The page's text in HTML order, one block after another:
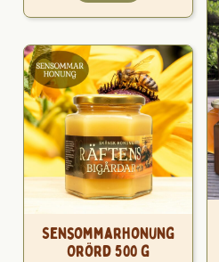
Sensommarhonung
Orörd 500 g